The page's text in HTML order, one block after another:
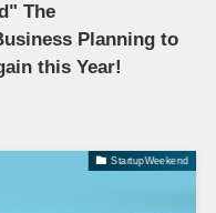
The
Planning to
this Year!
StartupWeekend